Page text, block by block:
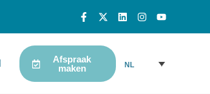
Afspraak
maken
NL